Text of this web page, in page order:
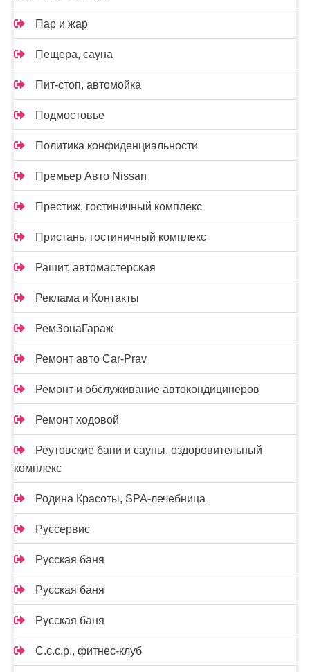
Пар и жар
Пещера, сауна
Пит-стоп, автомойка
Подмостовье
Политика конфиденциальности
Премьер Авто Nissan
Престиж, гостиничный комплекс
Пристань, гостиничный комплекс
Рашит, автомастерская
Реклама и Контакты
РемЗонаГараж
Ремонт авто Car-Prav
Ремонт и обслуживание автокондицинеров
Ремонт ходовой
Реутовские бани и сауны, оздоровительный
комплекс
Родина Красоты, SPA-лечебница
Руссервис
Русская баня
Русская баня
Русская баня
С.с.с.р., фитнес-клуб